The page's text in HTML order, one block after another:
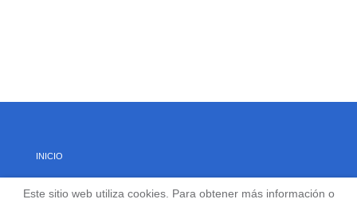
INICIO
ACERCA DE NOSOTROS
Este sitio web utiliza cookies. Para obtener más información o